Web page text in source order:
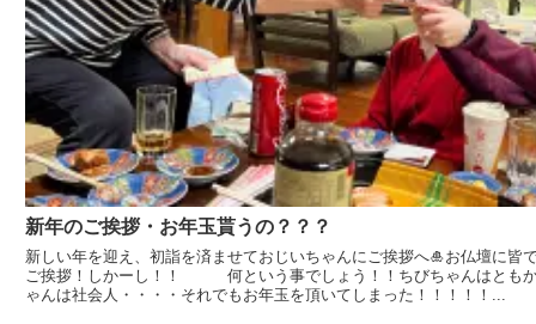
新年のご挨拶・お年玉貰うの？？？
新しい年を迎え、初詣を済ませておじいちゃんにご挨拶へ🎍お仏壇に皆
ご挨拶！しかーし！！ 何という事でしょう！！ちびちゃんはとも
ゃんは社会人・・・・それでもお年玉を頂いてしまった！！！！！...